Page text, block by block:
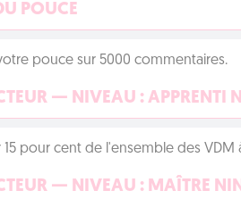
POUCE
pouce sur 5000 commentaires.
— NIVEAU : APPRENTI
15 pour cent de l'ensemble des VDM
— NIVEAU : MAÎTRE